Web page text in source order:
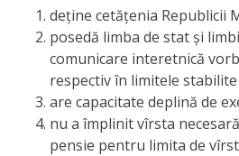
Legislație
națională
Acte
interne
deţine cetăţenia Republicii
posedă limba de stat şi
comunicare interetnică
respectiv în limitele stabilite
are capacitate deplină de
nu a împlinit vîrsta
pensie pentru limita de